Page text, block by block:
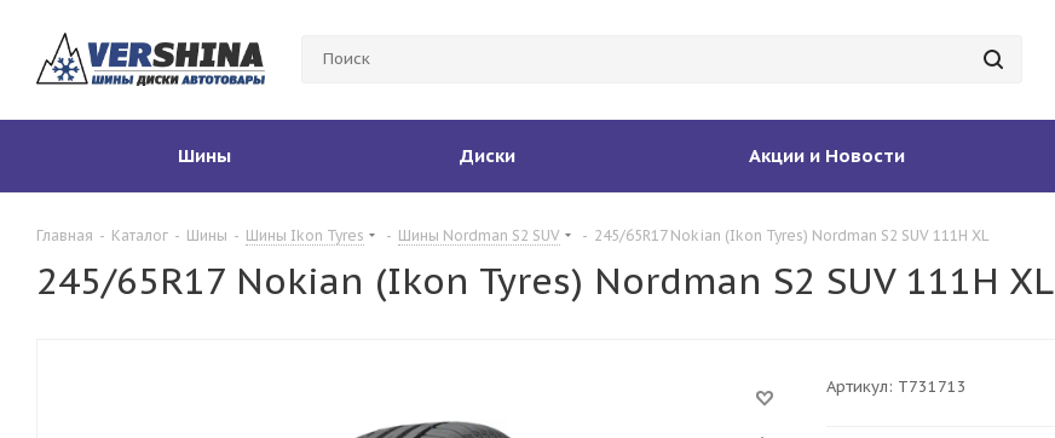
Шины Диски Акции и Новости
Главная - Каталог - Шины - Шины Ikon Tyres - Шины Nordman S2 SUV - 245/65R17 Nokian (Ikon Tyres) Nordman S2 SUV 111H XL
245/65R17 Nokian (Ikon Tyres) Nordman S2 SUV 111H XL
Артикул: T731713